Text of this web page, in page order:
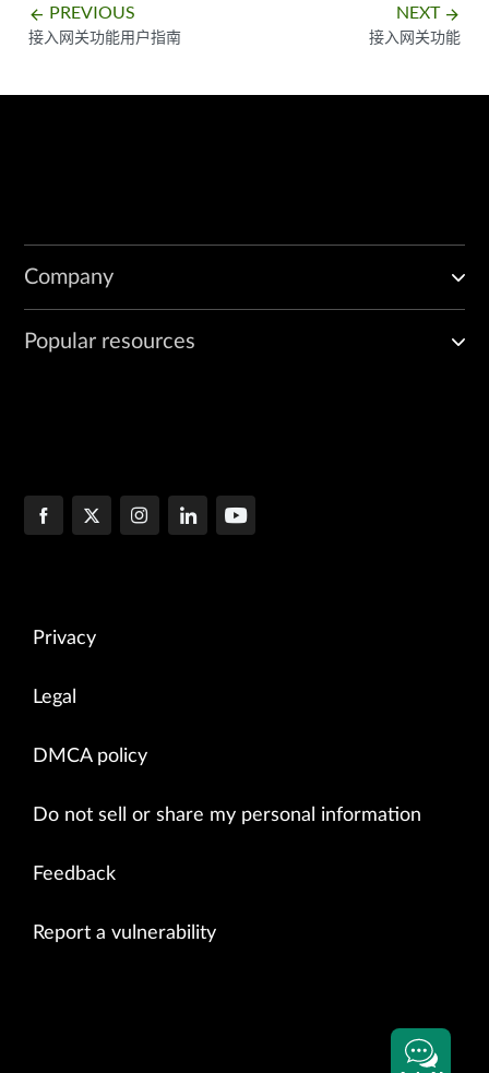
arrow_backward PREVIOUS
接入网关功能用户指南
NEXT arrow_forward
接入网关功能
Company
Popular resources
Privacy
Legal
DMCA policy
Do not sell or share my personal information
Feedback
Report a vulnerability